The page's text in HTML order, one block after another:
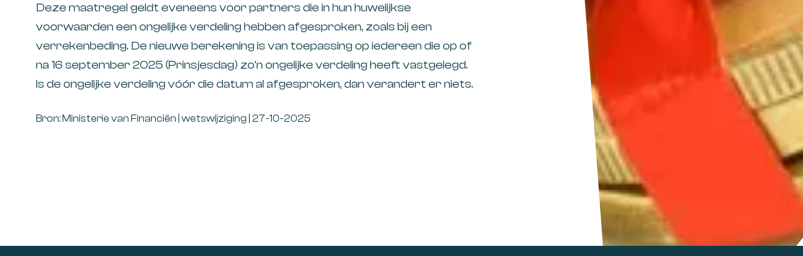
Deze maatregel geldt eveneens voor partners die in hun huwelijkse
voorwaarden een ongelijke verdeling hebben afgesproken, zoals bij een
verrekenbeding. De nieuwe berekening is van toepassing op iedereen die op of
na 16 september 2025 (Prinsjesdag) zo’n ongelijke verdeling heeft vastgelegd.
Is de ongelijke verdeling vóór die datum al afgesproken, dan verandert er niets.
Bron: Ministerie van Financiën | wetswijziging | 27-10-2025